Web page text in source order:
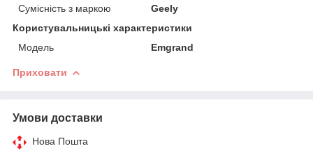
Сумісність з маркою
Geely
Користувальницькі характеристики
Мoдель
Emgrand
Приховати
Умови доставки
Нова Пошта